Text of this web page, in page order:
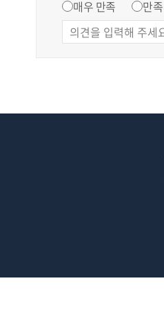
매우 만족
만족